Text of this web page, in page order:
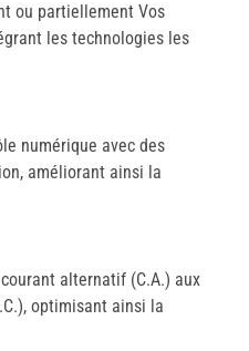
ou partiellement Vos
les technologies les
numérique avec des
améliorant ainsi la
alternatif (C.A.) aux
optimisant ainsi la